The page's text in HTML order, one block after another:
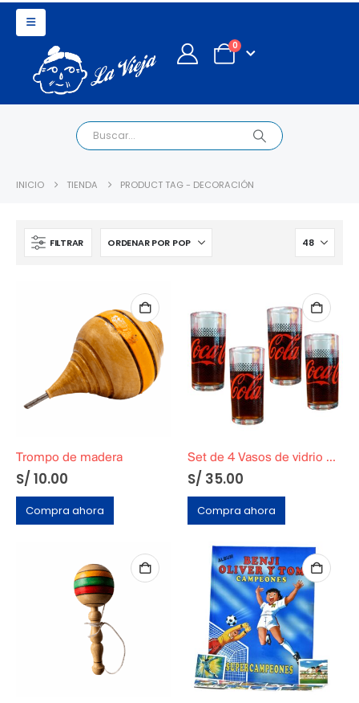
0
INICIO TIENDA PRODUCT TAG - DECORACIÓN
FILTRAR
Trompo de madera
S/ 10.00
Compra ahora
Set de 4 Vasos de vidrio Coca-Cola
S/ 35.00
Compra ahora